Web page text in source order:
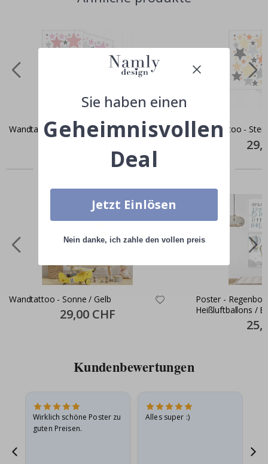
Wandtattoo - Sterne / Rosa Wandtattoo -
Price
Zusammen gekaufte Produkte
Wandtattoo - Sonne / Gelb
Special
Price
29,00 CHF
Poster -
Heißluftballons /
Price
Kundenbewertungen
Wirklich schöne Poster zu
guten Preisen.
Alles super :)
Sie haben einen
Geheimnisvollen
Deal
Jetzt Einlösen
Nein danke, ich zahle den vollen preis